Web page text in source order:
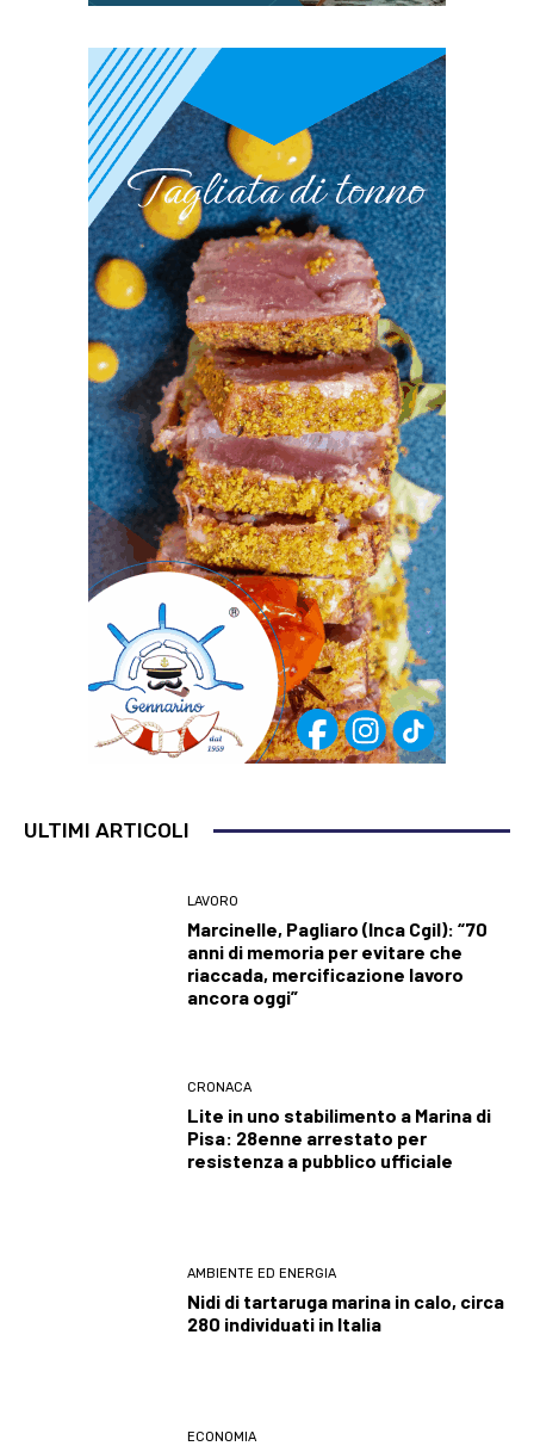
ULTIMI ARTICOLI
LAVORO
Marcinelle, Pagliaro (Inca Cgil): “70
anni di memoria per evitare che
riaccada, mercificazione lavoro
ancora oggi”
CRONACA
Lite in uno stabilimento a Marina di
Pisa: 28enne arrestato per
resistenza a pubblico ufficiale
AMBIENTE ED ENERGIA
Nidi di tartaruga marina in calo, circa
280 individuati in Italia
ECONOMIA